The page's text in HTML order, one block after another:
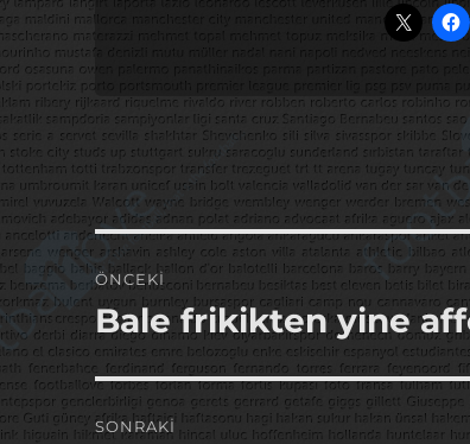
Yazı
gezinmesi
ÖNCEKI
Önceki
yazı:
Bale frikikten yine
SONRAKI